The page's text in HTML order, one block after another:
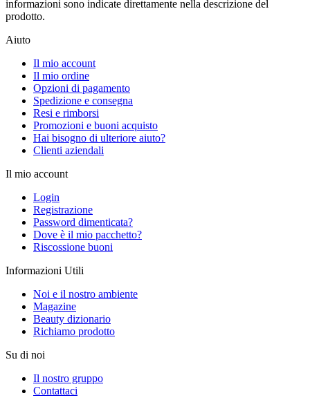
informazioni sono indicate direttamente nella descrizione del
prodotto.
Aiuto
Il mio account
Il mio ordine
Opzioni di pagamento
Spedizione e consegna
Resi e rimborsi
Promozioni e buoni acquisto
Hai bisogno di ulteriore aiuto?
Clienti aziendali
Il mio account
Login
Registrazione
Password dimenticata?
Dove è il mio pacchetto?
Riscossione buoni
Informazioni Utili
Noi e il nostro ambiente
Magazine
Beauty dizionario
Richiamo prodotto
Su di noi
Il nostro gruppo
Contattaci